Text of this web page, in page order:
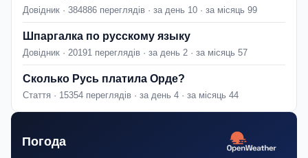
Довідник · 384886 переглядів · за день 10 · за місяць 99
Шпаргалка по русскому языку
Довідник · 20191 переглядів · за день 2 · за місяць 57
Сколько Русь платила Орде?
Стаття · 15354 переглядів · за день 4 · за місяць 44
Погода